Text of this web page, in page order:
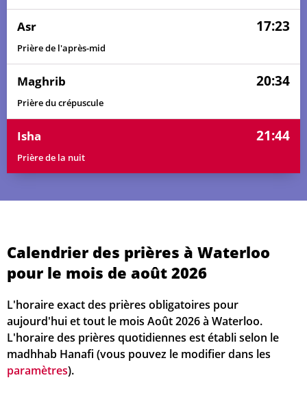
Asr 17:23
Prière de l'après-mid
Maghrib 20:34
Prière du crépuscule
Isha 21:44
Prière de la nuit
Calendrier des prières à Waterloo
pour le mois de août 2026
L'horaire exact des prières obligatoires pour
aujourd'hui et tout le mois Août 2026 à Waterloo.
L'horaire des prières quotidiennes est établi selon le
madhhab Hanafi (vous pouvez le modifier dans les
paramètres).
03, Lu 05:01 06:14 13:28 17:26 20:42 21:54
05, Me 05:04 06:16 13:28 17:25 20:39
06, Je 05:06 06:17 13:28 17:25 20:38 21:49
05:07